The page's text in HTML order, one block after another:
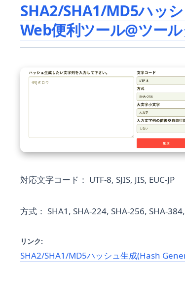
SHA2/SHA1/MD5ハッ
Web便利ツール@ツー
対応文字コード： UTF-8, SJIS, JIS, EUC-JP
方式： SHA1, SHA-224, SHA-256, SHA-
リンク:
SHA2/SHA1/MD5ハッシュ生成(Hash